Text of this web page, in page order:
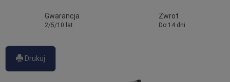
Gwarancja
2/5/10 lat
Zwrot
Do 14 dni
Drukuj